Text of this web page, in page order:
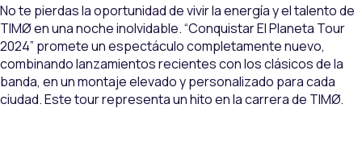
No te pierdas la oportunidad de vivir la energía y el talento de
TIMØ en una noche inolvidable. “Conquistar El Planeta Tour
2024” promete un espectáculo completamente nuevo,
combinando lanzamientos recientes con los clásicos de la
banda, en un montaje elevado y personalizado para cada
ciudad. Este tour representa un hito en la carrera de TIMØ.